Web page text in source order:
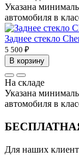
Указана
автомобиля в
Заднее стекло
5 500 ₽
В корзину
На складе
Указана
автомобиля в
Для наших